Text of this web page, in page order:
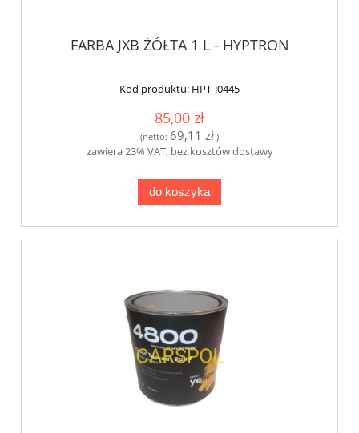
FARBA JXB ŻÓŁTA 1 L - HYPTRON
Kod produktu: HPT-J0445
85,00 zł
(netto: 69,11 zł )
zawiera 23% VAT, bez kosztów dostawy
do koszyka